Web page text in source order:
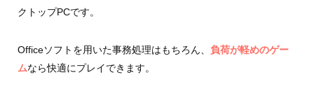
クトップPCです。
Officeソフトを用いた事務処理はもちろん、 負荷が軽めのゲー
ムなら快適にプレイできます。